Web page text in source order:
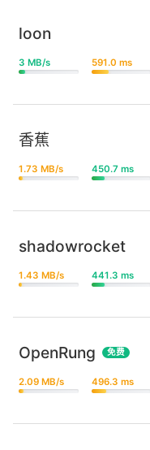
loon
3 MB/s 591.0 ms
香蕉
1.73 MB/s 450.7 ms
shadowrocket
1.43 MB/s 441.3 ms
OpenRung 免费
2.09 MB/s 496.3 ms